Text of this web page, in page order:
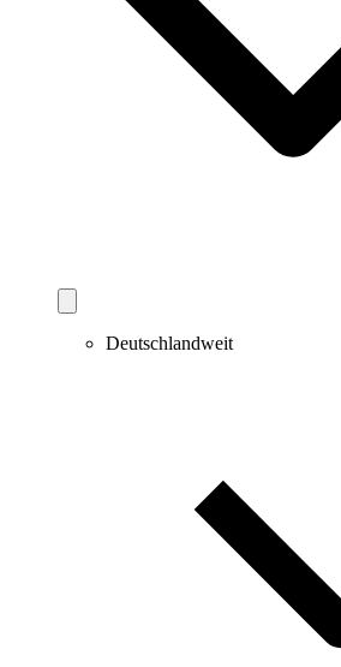
Deutschlandweit